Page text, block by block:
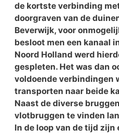
de kortste verbinding
doorgraven van de
Beverwijk, voor
besloot men een kanaal
Noord Holland werd
gespleten. Het was dan
voldoende verbindingen
transporten naar beide
Naast de diverse
vlotbruggen te vinden
In de loop van de tijd